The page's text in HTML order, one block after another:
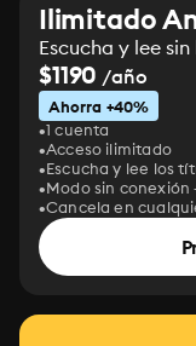
Ilimitado
Escucha y lee
$1190 /año
Ahorra +40%
1 cuenta
Acceso ilimitado
Escucha y lee los
Modo sin conexión
Cancela en